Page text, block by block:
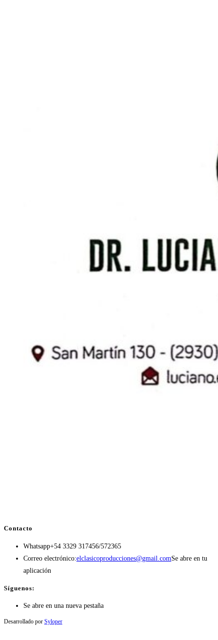
Contacto
Whatsapp+54 3329 317456/572365
Correo electrónico:elclasicoproducciones@gmail.comSe abre en tu
aplicación
Síguenos:
Se abre en una nueva pestaña
Desarrollado por Syloper